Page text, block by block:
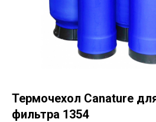
Термочехол Canature
фильтра 1354